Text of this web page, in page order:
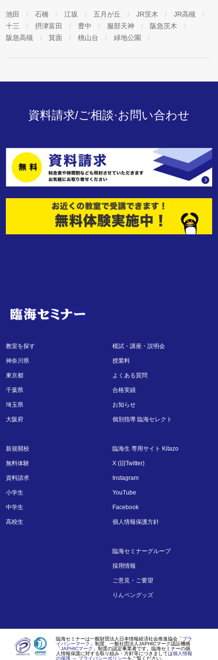
池田 石橋 江坂 五月が丘 JR茨木
JR高槻
十三
摂津富田 豊中 服部天神
阪急茨木
阪急高槻
箕面 桃山台 緑地公園
資料請求/ご相談·お問い合わせ
教室を探す
神奈川県
東京都
千葉県
埼玉県
大阪府
新規開校
無料体験
資料請求
小学生
中学生
高校生
模試・講座・説明会
授業料
よくある質問
合格実績
お知らせ
個別指導 臨海セレクト
臨海生 専用サイト Kitazo
X (旧Twitter)
Instagram
YouTube
Facebook
個人情報保護方針
臨海セミナーグループ
採用情報
ご意見・ご要望
りんペングッズ
臨海セミナーは一般財団法人日本情報経済社会推進協会「プラ
イバシーマーク 」制度、一般社団法人JAPHICマーク認証機構
「JAPHICマーク 」制度の認定事業者です。臨海セミナーの個
人情報保護に対する取り組み・方針等につきましては個人情報
の保護 ～ プライバシーポリシーをご覧ください。